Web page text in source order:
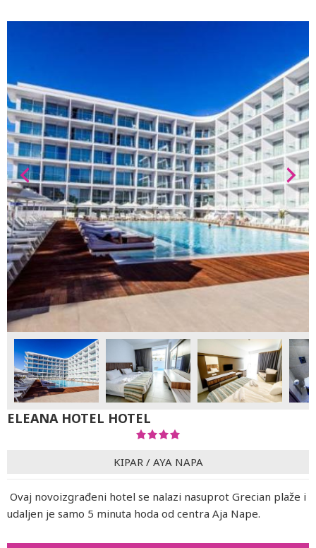
ELEANA HOTEL HOTEL
KIPAR / AYA NAPA
Ovaj novoizgrađeni hotel se nalazi nasuprot Grecian plaže i
udaljen je samo 5 minuta hoda od centra Aja Nape.